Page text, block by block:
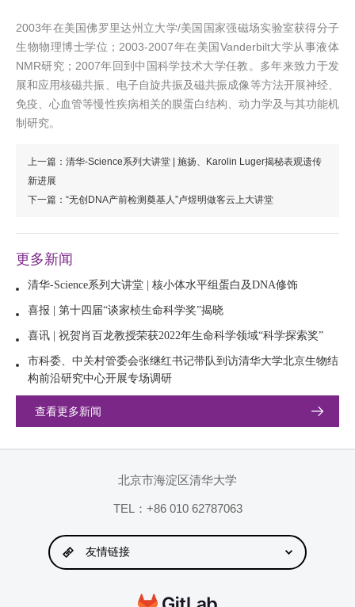
2003年在美国佛罗里达州立大学/美国国家强磁场实验室获得分子
生物物理博士学位；2003-2007年在美国Vanderbilt大学从事液体
NMR研究；2007年回到中国科学技术大学任教。多年来致力于发
展和应用核磁共振、电子自旋共振及磁共振成像等方法开展神经、
免疫、心血管等慢性疾病相关的膜蛋白结构、动力学及与其功能机
制研究。
上一篇：清华-Science系列大讲堂 | 施扬、Karolin Luger揭秘表观遗传
新进展
下一篇：“无创DNA产前检测奠基人”卢煜明做客云上大讲堂
更多新闻
清华-Science系列大讲堂 | 核小体水平组蛋白及DNA修饰
喜报 | 第十四届“谈家桢生命科学奖”揭晓
喜讯 | 祝贺肖百龙教授荣获2022年生命科学领域“科学探索奖”
市科委、中关村管委会张继红书记带队到访清华大学北京生物结
构前沿研究中心开展专场调研
查看更多新闻
北京市海淀区清华大学
TEL：+86 010 62787063